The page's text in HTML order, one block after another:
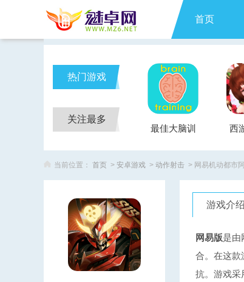
首页
热门游戏
关注最多
最佳大脑训
练Brain
西
当前位置： 首页 > 安卓游戏 > 动作射击 > 网易机动都市
游戏介绍
网易版是由
合。在这款
抗。游戏采